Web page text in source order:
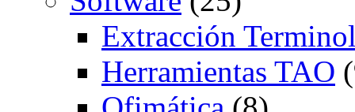
Extracción
Herramientas TAO